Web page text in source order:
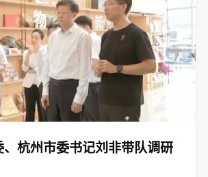
杭州市委书记刘非带队调研